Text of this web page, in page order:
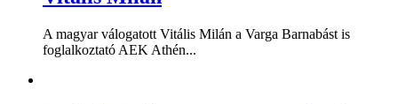
A magyar válogatott Vitális Milán a Varga Barnabást is
foglalkoztató AEK Athén...